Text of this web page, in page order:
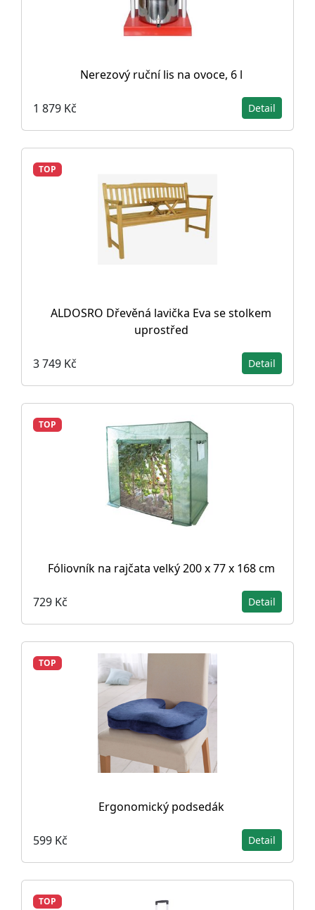
Nerezový ruční lis na ovoce, 6 l
1 879 Kč Detail
TOP
ALDOSRO Dřevěná lavička Eva se stolkem
uprostřed
3 749 Kč Detail
TOP
Fóliovník na rajčata velký 200 x 77 x 168 cm
729 Kč Detail
TOP
Ergonomický podsedák
599 Kč Detail
TOP